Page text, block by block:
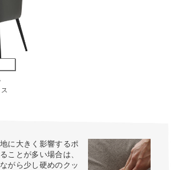
に大きく影響するポ
ことが多い場合は、
がら少し硬めのクッ